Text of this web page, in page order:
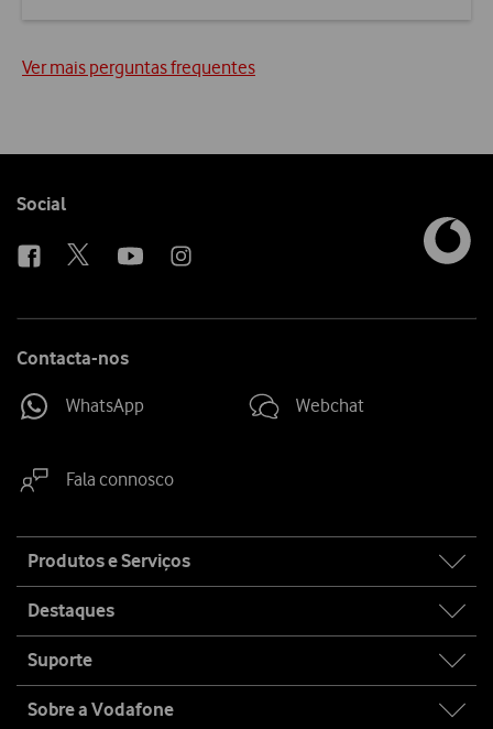
Ver mais perguntas frequentes
Follow
Social
Contacta-nos
WhatsApp Webchat
Fala connosco
map
Produtos e Serviços
Destaques
Suporte
Sobre a Vodafone